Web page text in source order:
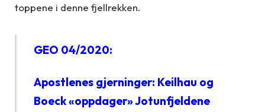
toppene i denne fjellrekken.
GEO 04/2020:
Apostlenes gjerninger: Keilhau og
Boeck «oppdager» Jotunfjeldene